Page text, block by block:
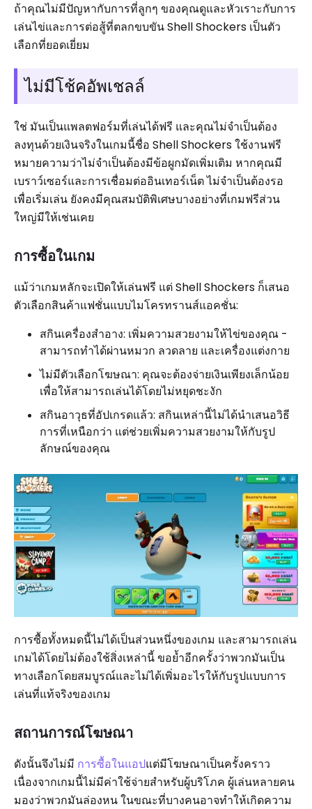
ถ้าคุณไม่มีปัญหากับการที่ลูกๆ ของคุณดูและหัวเราะกับการ
เล่นไข่และการต่อสู้ที่ตลกขบขัน Shell Shockers เป็นตัว
เลือกที่ยอดเยี่ยม
ไม่มีโช้คอัพเชลล์
ใช่ มันเป็นแพลตฟอร์มที่เล่นได้ฟรี และคุณไม่จำเป็นต้อง
ลงทุนด้วยเงินจริงในเกมนี้ชื่อ Shell Shockers ใช้งานฟรี
หมายความว่าไม่จำเป็นต้องมีข้อผูกมัดเพิ่มเติม หากคุณมี
เบราว์เซอร์และการเชื่อมต่ออินเทอร์เน็ต ไม่จำเป็นต้องรอ
เพื่อเริ่มเล่น ยังคงมีคุณสมบัติพิเศษบางอย่างที่เกมฟรีส่วน
ใหญ่มีให้เช่นเคย
การซื้อในเกม
แม้ว่าเกมหลักจะเปิดให้เล่นฟรี แต่ Shell Shockers ก็เสนอ
ตัวเลือกสินค้าแฟชั่นแบบไมโครทรานส์แอคชั่น:
สกินเครื่องสำอาง: เพิ่มความสวยงามให้ไข่ของคุณ -
สามารถทำได้ผ่านหมวก ลวดลาย และเครื่องแต่งกาย
ไม่มีตัวเลือกโฆษณา: คุณจะต้องจ่ายเงินเพียงเล็กน้อย
เพื่อให้สามารถเล่นได้โดยไม่หยุดชะงัก
สกินอาวุธที่อัปเกรดแล้ว: สกินเหล่านี้ไม่ได้นำเสนอวิธี
การที่เหนือกว่า แต่ช่วยเพิ่มความสวยงามให้กับรูป
ลักษณ์ของคุณ
การซื้อทั้งหมดนี้ไม่ได้เป็นส่วนหนึ่งของเกม และสามารถเล่น
เกมได้โดยไม่ต้องใช้สิ่งเหล่านี้ ขอย้ำอีกครั้งว่าพวกมันเป็น
ทางเลือกโดยสมบูรณ์และไม่ได้เพิ่มอะไรให้กับรูปแบบการ
เล่นที่แท้จริงของเกม
สถานการณ์โฆษณา
ดังนั้นจึงไม่มี การซื้อในแอปแต่มีโฆษณาเป็นครั้งคราว
เนื่องจากเกมนี้ไม่มีค่าใช้จ่ายสำหรับผู้บริโภค ผู้เล่นหลายคน
มองว่าพวกมันล่องหน ในขณะที่บางคนอาจทำให้เกิดความ